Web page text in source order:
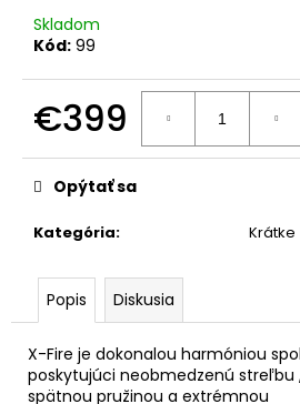
Skladom
Kód: 99
€399
cena:
Kategória: Krátke
Opýtať sa
Popis Diskusia
X-Fire je dokonalou harmóniou
poskytujúci neobmedzenú streľbu
spätnou pružinou a extrémnou